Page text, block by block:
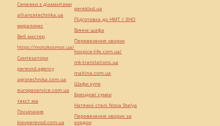
Сережки з діамантами
alliancetechnika.ua
миралинкс
Веб мастер
https://motokosmos.ua/
Синтезатори
perevod.agency
agrotechnika.com.ua
europeservice.com.ua
текст юа
Посилання
kievperevod.com.ua
pereklad.ua
Підготовка до НМТ / ЗНО
Винна шафа
Перевезення хворих
hospice-life.com.ua/
mk-translations.ua
maltina.com.ua
Шафи купе
Брендові сумки
Натяжні стелі Nova Stelya
Перевезення хворих за
кордон